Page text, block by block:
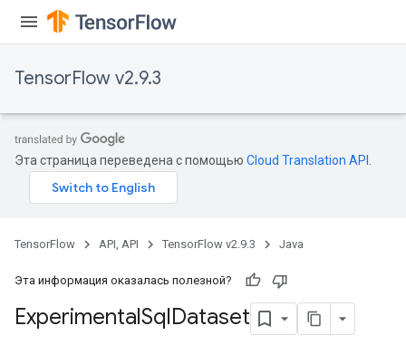
TensorFlow v2.9.3
Эта страница переведена с помощью Cloud Translation API
TensorFlow API, API TensorFlow v2.9.3 Java
Эта информация оказалась полезной?
ExperimentalSqlDataset